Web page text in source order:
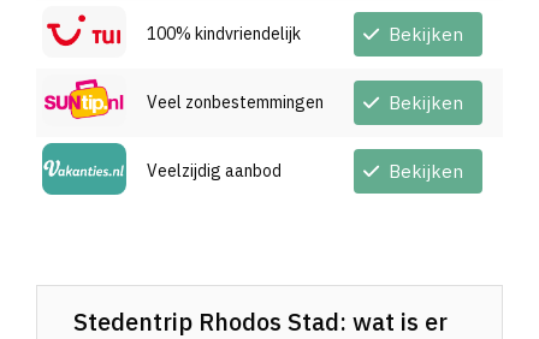
100% kindvriendelijk Bekijken
Veel zonbestemmingen Bekijken
Veelzijdig aanbod Bekijken
Stedentrip Rhodos Stad: wat is er